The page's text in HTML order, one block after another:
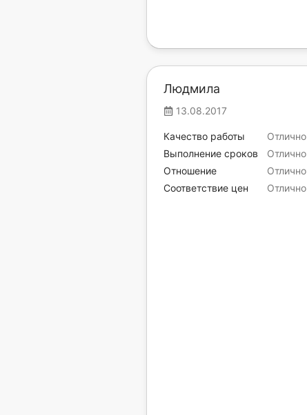
Людмила
13.08.2017
Отлично
Качество работы
Отлично
Выполнение сроков
Отлично
Отношение
Отлично
Соответствие цен